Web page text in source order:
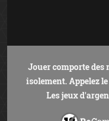
Jouer comporte des
isolement. Appelez
Les jeux